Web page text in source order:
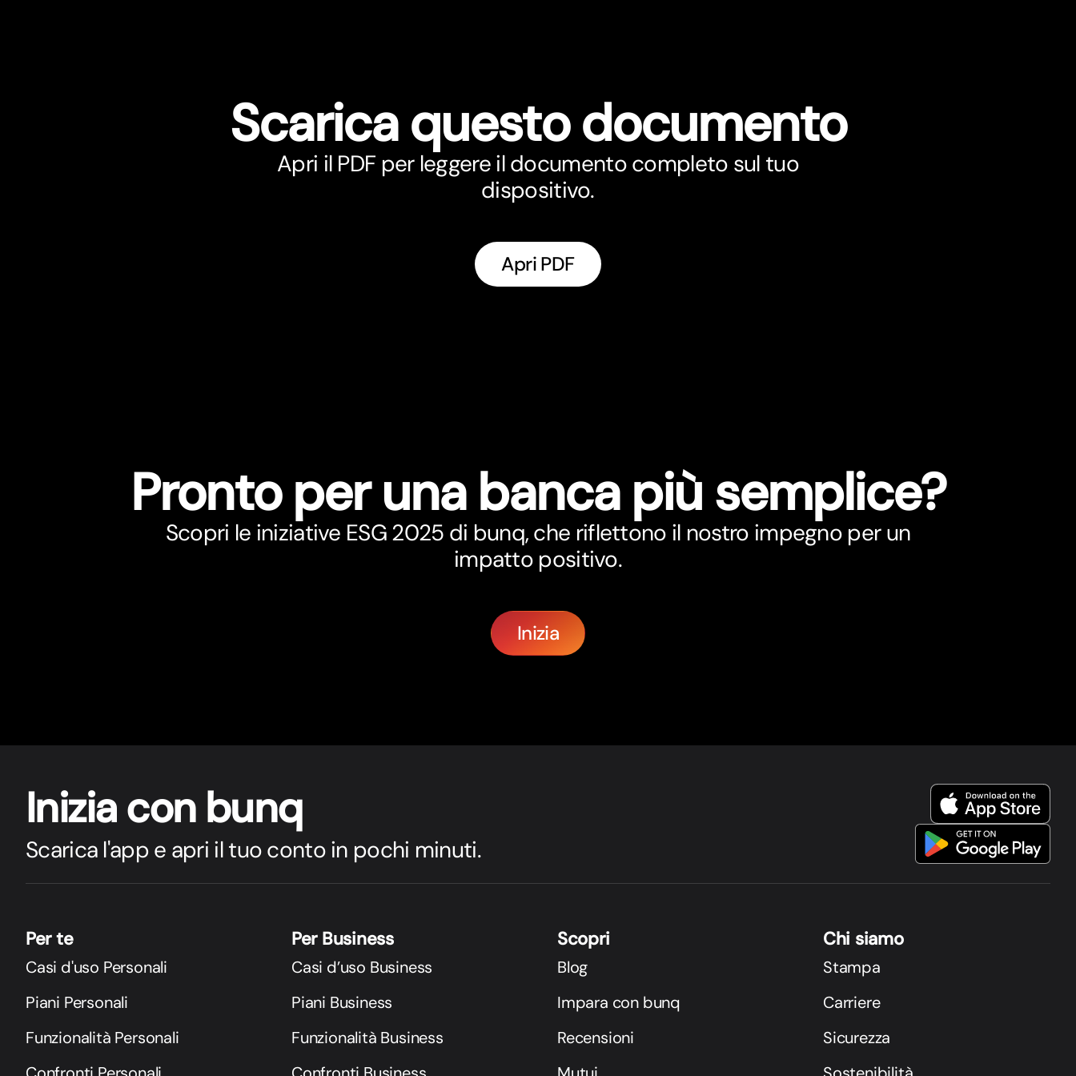
Scarica questo documento
Apri il PDF per leggere il documento completo sul tuo
dispositivo.
Apri PDF
Pronto per una banca più semplice?
Scopri le iniziative ESG 2025 di bunq, che riflettono il nostro impegno per un
impatto positivo.
Inizia
Inizia con bunq
Scarica l'app e apri il tuo conto in pochi minuti.
Per te
Casi d'uso Personali
Piani Personali
Funzionalità Personali
Per Business
Casi d’uso Business
Piani Business
Funzionalità Business
Scopri
Blog
Impara con bunq
Recensioni
Chi siamo
Stampa
Carriere
Sicurezza